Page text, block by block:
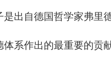
出自德国哲学家弗里
系作出的最重要的贡